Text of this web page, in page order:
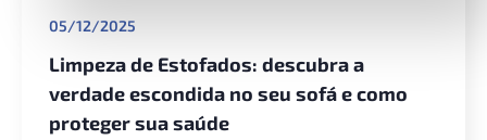
05/12/2025
Limpeza de Estofados: descubra a
verdade escondida no seu sofá e como
proteger sua saúde